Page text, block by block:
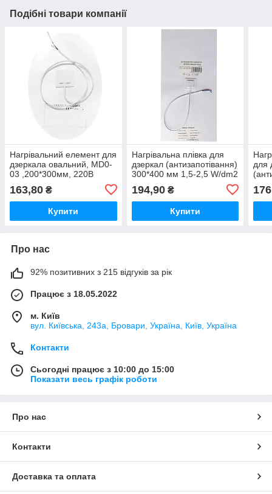
Подібні товари компанії
Нагрівальний елемент для
дзеркала овальний, MD0-
03 ,200*300мм, 220В
163,80 ₴
Купити
Нагрівальна плівка для
дзеркал (антизапотівання)
300*400 мм 1,5-2,5 W/dm2
194,90₴
Купити
для
Про нас
92% позитивних з 215 відгуків за рік
Працює з 18.05.2022
м. Київ
вул. Київська, 243а, Бровари, Україна, Київ, Україна
Контакти
Сьогодні працює з 10:00 до 15:00
Показати весь графік роботи
Про нас
Контакти
Доставка та оплата